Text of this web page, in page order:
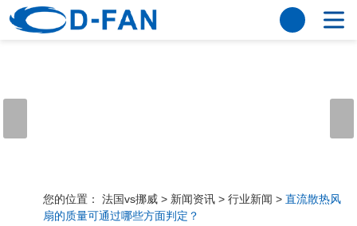
法国vs挪威
应用案例您的位置： 法国vs挪威> 新闻资讯> 行业新闻 > 直流散热风
扇的质量可通过哪些方面判定？